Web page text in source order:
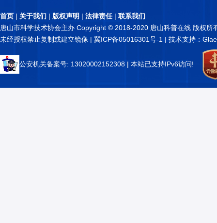
首页 | 关于我们 | 版权声明 | 法律责任| 联系我们
唐山市科学技术协会主办 Copyright © 2018-2020 唐山科普在线 版权所
未经授权禁止复制或建立镜像 | 冀ICP备05016301号-1 | 技术支持：
公安机关备案号: 13020002152308 | 本站已支持IPv6访问!